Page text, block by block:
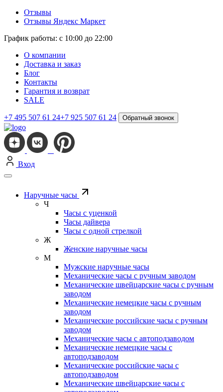
Отзывы
Отзывы Яндекс Маркет
График работы: с 10:00 до 22:00
О компании
Доставка и заказ
Блог
Контакты
Гарантия и возврат
SALE
+7 495 507 61 24+7 925 507 61 24 Обратный звонок
Вход
Наручные часы
Ч
Часы с уценкой
Часы дайвера
Часы с одной стрелкой
Ж
Женские наручные часы
М
Мужские наручные часы
Механические часы с ручным заводом
Механические швейцарские часы с ручным
заводом
Механические немецкие часы с ручным
заводом
Механические российские часы с ручным
заводом
Механические часы с автоподзаводом
Механические немецкие часы с
автоподзаводом
Механические российские часы с
автоподзаводом
Механические швейцарские часы с